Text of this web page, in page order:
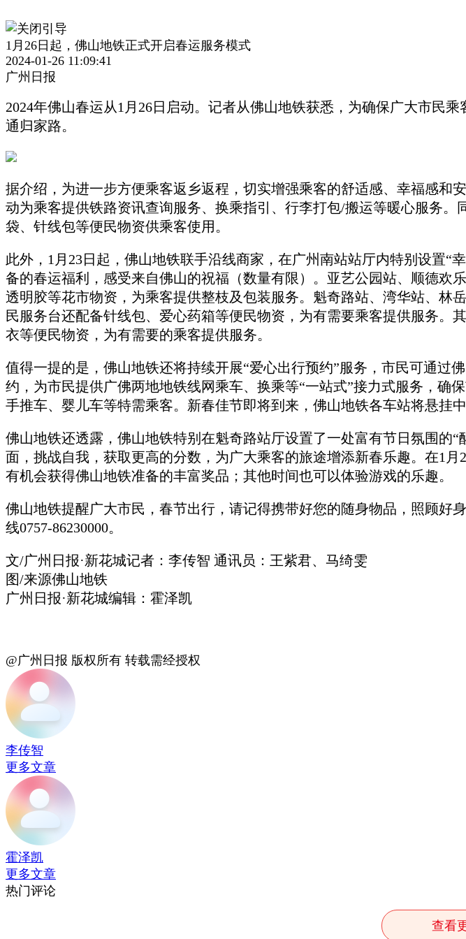
1月26日起，佛山地铁正式开启春运服务模式
2024-01-26 11:09:41
广州日报
2024年佛山春运从1月26日启动。记者从佛山地铁获悉，为确保广大市民
通归家路。
据介绍，为进一步方便乘客返乡返程，切实增强乘客的舒适感、幸福感和
动为乘客提供铁路资讯查询服务、换乘指引、行李打包/搬运等暖心服务
袋、针线包等便民物资供乘客使用。
此外，1月23日起，佛山地铁联手沿线商家，在广州南站站厅内特别设置
备的春运福利，感受来自佛山的祝福（数量有限）。亚艺公园站、顺德欢
透明胶等花市物资，为乘客提供整枝及包装服务。魁奇路站、湾华站、林
民服务台还配备针线包、爱心药箱等便民物资，为有需要乘客提供服务
衣等便民物资，为有需要的乘客提供服务。
值得一提的是，佛山地铁还将持续开展“爱心出行预约”服务，市民可通过
约，为市民提供广佛两地地铁线网乘车、换乘等“一站式”接力式服务，确
手推车、婴儿车等特需乘客。新春佳节即将到来，佛山地铁各车站将悬挂
佛山地铁还透露，佛山地铁特别在魁奇路站厅设置了一处富有节日氛围的
面，挑战自我，获取更高的分数，为广大乘客的旅途增添新春乐趣。在1
有机会获得佛山地铁准备的丰富奖品；其他时间也可以体验游戏的乐趣。
佛山地铁提醒广大市民，春节出行，请记得携带好您的随身物品，照顾好
线0757-86230000。
文/广州日报·新花城记者：李传智 通讯员：王紫君、马绮雯
图/来源佛山地铁
广州日报·新花城编辑：霍泽凯
@广州日报 版权所有 转载需经授权
李传智
更多文章
霍泽凯
更多文章
热门评论
查看